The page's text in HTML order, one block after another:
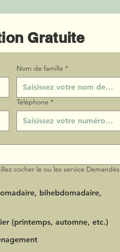
Gratuite
Nom de famille *
Téléphone *
cocher le ou les service Demandés
bihebdomadaire,
(printemps, automne, etc.)